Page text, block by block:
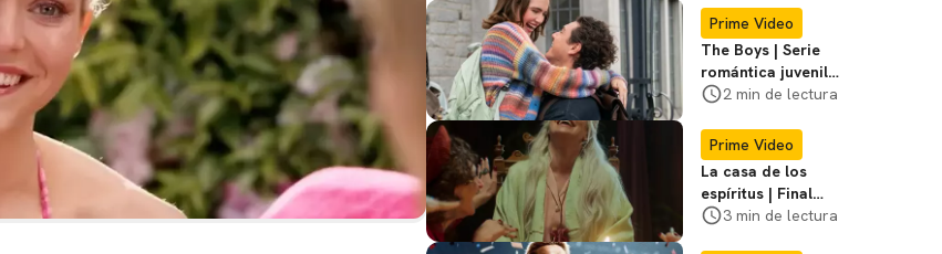
Prime Video
The Boys | Serie
romántica juvenil
fue su mayor rival
final
2 min de lectura
Prime Video
La casa de los
espíritus | Final
explicado de la
3 min de lectura